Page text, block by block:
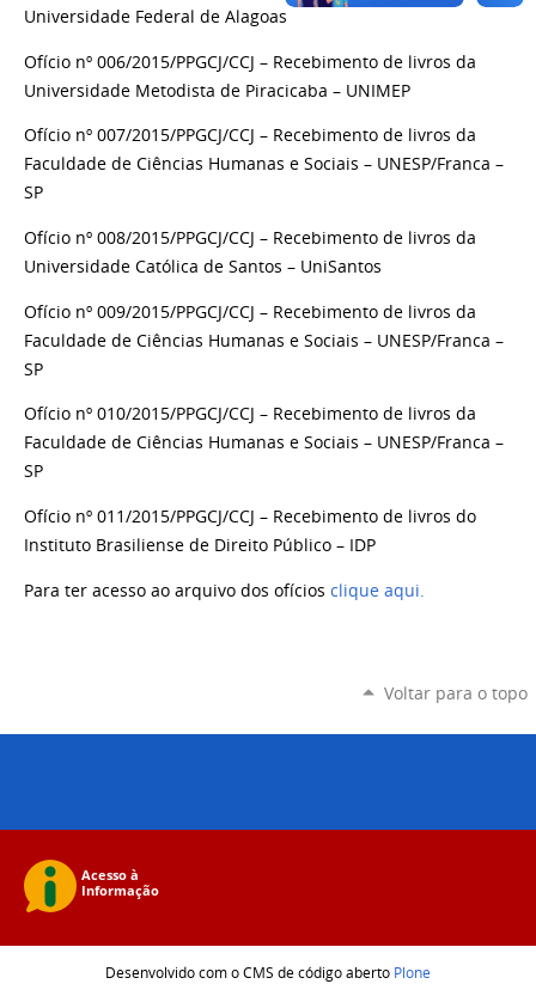
Universidade Federal de Alagoas
Ofício nº 006/2015/PPGCJ/CCJ – Recebimento de livros da
Universidade Metodista de Piracicaba – UNIMEP
Ofício nº 007/2015/PPGCJ/CCJ – Recebimento de livros da
Faculdade de Ciências Humanas e Sociais – UNESP/Franca –
SP
Ofício nº 008/2015/PPGCJ/CCJ – Recebimento de livros da
Universidade Católica de Santos – UniSantos
Ofício nº 009/2015/PPGCJ/CCJ – Recebimento de livros da
Faculdade de Ciências Humanas e Sociais – UNESP/Franca –
SP
Ofício nº 010/2015/PPGCJ/CCJ – Recebimento de livros da
Faculdade de Ciências Humanas e Sociais – UNESP/Franca –
SP
Ofício nº 011/2015/PPGCJ/CCJ – Recebimento de livros do
Instituto Brasiliense de Direito Público – IDP
Para ter acesso ao arquivo dos ofícios clique aqui.
Voltar para o topo
Desenvolvido com o CMS de código aberto Plone